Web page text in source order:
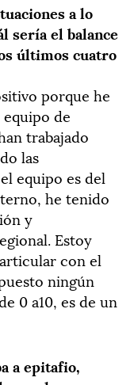
a lo
sería el balance
últimos cuatro
porque he
de
trabajado
las
equipo es del
he tenido
y
Estoy
con el
ningún
0 a10, es de un
a epitafio,